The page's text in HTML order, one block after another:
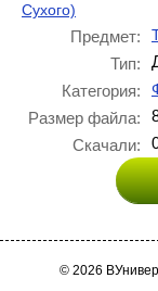
Сухого)
Предмет:
Тип:
Категория:
Размер файла:
Скачали:
© 2026